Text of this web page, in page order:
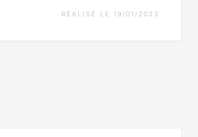
RÉALISÉ LE 19/01/2023